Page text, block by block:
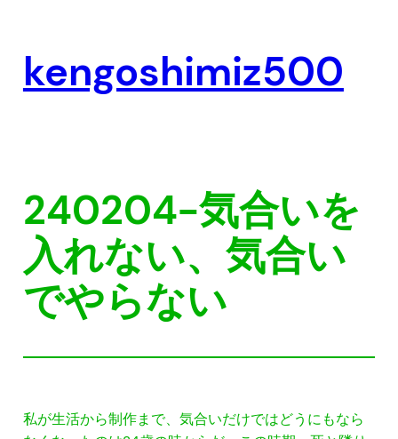
kengoshimiz500
240204-気合いを
入れない、気合い
でやらない
私が生活から制作まで、気合いだけではどうにもなら